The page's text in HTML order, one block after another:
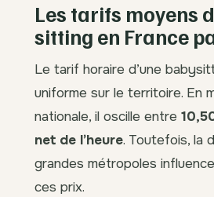
Les tarifs moyens
sitting en France
Le tarif horaire d’une
uniforme sur le territoire. En
nationale, il oscille entre
net de l’heure. Toutefois, la
grandes métropoles
ces prix.